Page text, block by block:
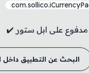
البحث عن التطبيق داخل